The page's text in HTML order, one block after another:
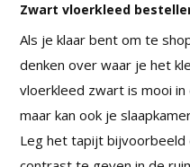
Zwart vloerkleed
Als je klaar bent om te
denken over waar je het
vloerkleed zwart is mooi
maar kan ook je
Leg het tapijt